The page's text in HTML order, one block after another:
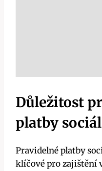
Důležitost
platby
Pravidelné platby
klíčové pro zajištění